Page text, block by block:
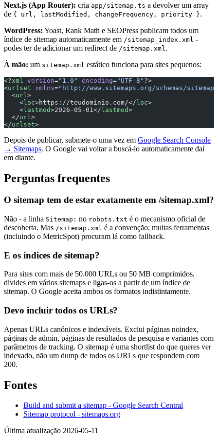
Next.js (App Router): cria app/sitemap.ts a devolver um array
de { url, lastModified, changeFrequency, priority }.
WordPress: Yoast, Rank Math e SEOPress publicam todos um
índice de sitemap automaticamente em /sitemap_index.xml -
podes ter de adicionar um redirect de /sitemap.xml.
À mão: um sitemap.xml estático funciona para sites pequenos:
<?xml version="1.0" encoding="UTF-8" ?>
<urlset xmlns="http://www.sitemaps.org/schemas/
  <
url>
    <
loc>https://teudominio.com/</ loc>
    <
lastmod>2026-05-01</ lastmod>
  </
url>
</urlset>
Depois de publicar, submete-o uma vez em Google Search Console
→ Sitemaps. O Google vai voltar a buscá-lo automaticamente daí
em diante.
Perguntas frequentes
O sitemap tem de estar exatamente em /sitemap.xml?
Não - a linha Sitemap: no robots.txt é o mecanismo oficial de
descoberta. Mas /sitemap.xml é a convenção; muitas ferramentas
(incluindo o MetricSpot) procuram lá como fallback.
E os índices de sitemap?
Para sites com mais de 50.000 URLs ou 50 MB comprimidos,
divides em vários sitemaps e ligas-os a partir de um índice de
sitemap. O Google aceita ambos os formatos indistintamente.
Devo incluir todos os URLs?
Apenas URLs canónicos e indexáveis. Exclui páginas noindex,
páginas de admin, páginas de resultados de pesquisa e variantes com
parâmetros de tracking. O sitemap é uma shortlist do que queres ver
indexado, não um dump de todos os URLs que respondem com
200.
Fontes
Build and submit a sitemap - Google Search Central
Sitemap protocol - sitemaps.org
Última atualização 2026-05-11